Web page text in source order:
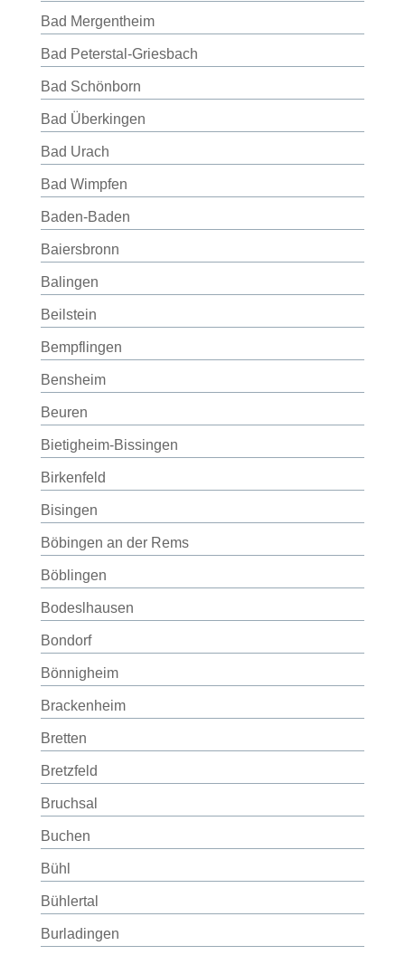
Bad Mergentheim
Bad Peterstal-Griesbach
Bad Schönborn
Bad Überkingen
Bad Urach
Bad Wimpfen
Baden-Baden
Baiersbronn
Balingen
Beilstein
Bempflingen
Bensheim
Beuren
Bietigheim-Bissingen
Birkenfeld
Bisingen
Böbingen an der Rems
Böblingen
Bodeslhausen
Bondorf
Bönnigheim
Brackenheim
Bretten
Bretzfeld
Bruchsal
Buchen
Bühl
Bühlertal
Burladingen